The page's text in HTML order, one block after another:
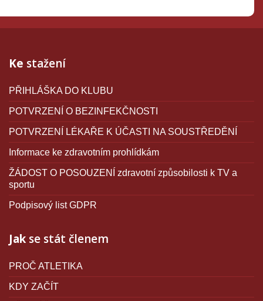
Ke stažení
PŘIHLÁŠKA DO KLUBU
POTVRZENÍ O BEZINFEKČNOSTI
POTVRZENÍ LÉKAŘE K ÚČASTI NA SOUSTŘEDĚNÍ
Informace ke zdravotním prohlídkám
ŽÁDOST O POSOUZENÍ zdravotní způsobilosti k TV a
sportu
Podpisový list GDPR
Jak se stát členem
PROČ ATLETIKA
KDY ZAČÍT